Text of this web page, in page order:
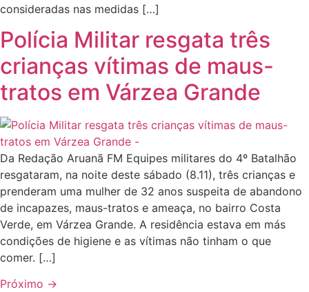
consideradas nas medidas […]
Polícia Militar resgata três
crianças vítimas de maus-
tratos em Várzea Grande
Da Redação Aruanã FM Equipes militares do 4º Batalhão
resgataram, na noite deste sábado (8.11), três crianças e
prenderam uma mulher de 32 anos suspeita de abandono
de incapazes, maus-tratos e ameaça, no bairro Costa
Verde, em Várzea Grande. A residência estava em más
condições de higiene e as vítimas não tinham o que
comer. […]
Próximo →